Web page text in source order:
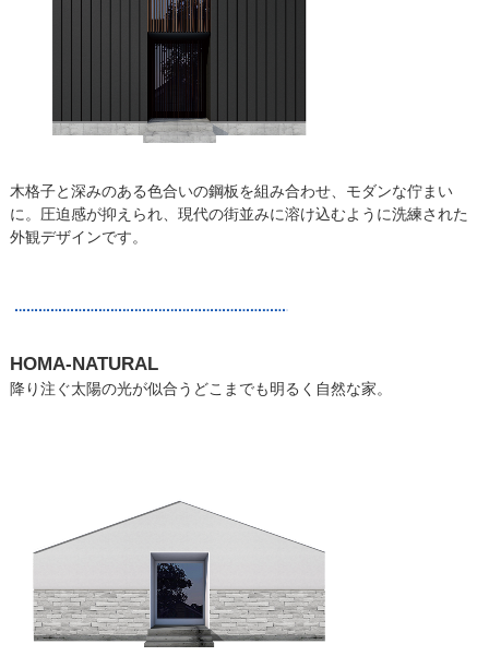
木格子と深みのある色合いの鋼板を組み合わせ、モダンな佇まい
に。圧迫感が抑えられ、現代の街並みに溶け込むように洗練された
外観デザインです。
HOMA-NATURAL
降り注ぐ太陽の光が似合うどこまでも明るく自然な家。